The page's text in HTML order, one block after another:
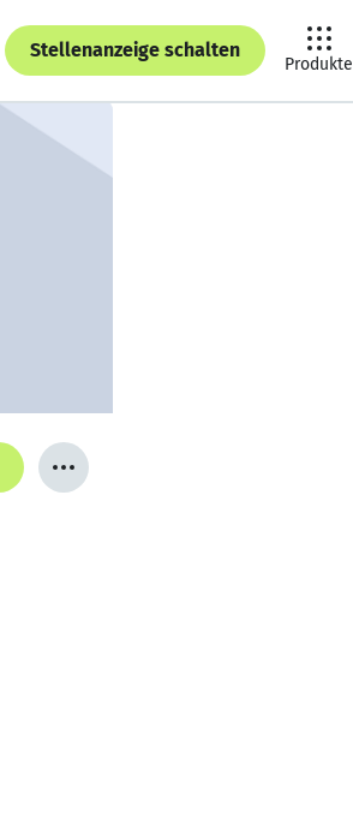
Stellenanzeige schalten
Produkte